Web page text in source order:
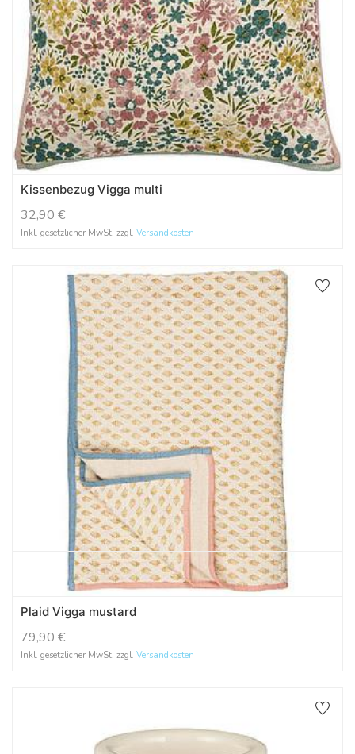
Kissenbezug Vigga multi
32,90 €
Inkl. gesetzlicher MwSt. zzgl. Versandkosten
Plaid Vigga mustard
79,90 €
Inkl. gesetzlicher MwSt. zzgl. Versandkosten